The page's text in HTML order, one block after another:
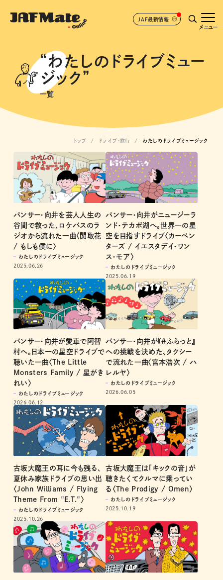
JAF最新情報
メニュー
“わたしのドライブミュー
ジック”
一覧
トップ ドライブ･旅行 わたしのドライブミュージック
パンサー・向井を芸人人生の
谷間で救った、ロケバスのラ
ジオから流れた一曲〈関取花
/ もしも僕に〉
わたしのドライブミュージック
2025.06.26
パンサー・向井がニュージーラ
ンド・テカポ湖へ。世界一の星
空を目指すドライブ〈カーペン
ターズ / イエスタデイ・ワン
ス・モア〉
わたしのドライブミュージック
2025.06.19
パンサー・向井が愛車で阿智
村へ。日本一の星空ドライブで
聴いた一曲〈The Little
Monsters Family / 星がき
れい〉
わたしのドライブミュージック
2026.06.12
パンサー・向井が『#ふらっと』
への挑戦を決めた、タクシー
で流れた一曲〈宮本浩次 / ハ
レルヤ〉
わたしのドライブミュージック
2026.06.05
古坂大魔王の耳に今も残る、
夏休み家族ドライブの思い出
〈John Williams / Flying
Theme From "E.T."〉
わたしのドライブミュージック
2025.10.26
古坂大魔王は「キックの音」が
聴きたくてクルマに乗ってい
る〈The Prodigy / Omen〉
わたしのドライブミュージック
2025.10.19